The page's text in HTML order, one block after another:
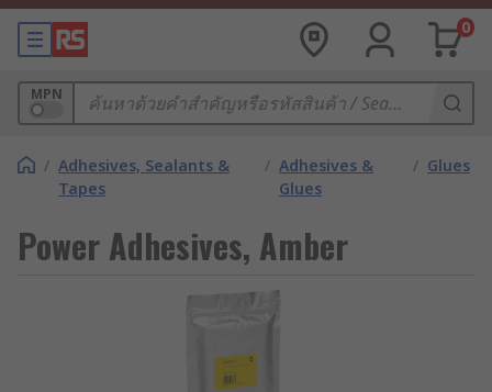
0
MPN
/ Adhesives, Sealants &
Tapes
/ Adhesives &
Glues
/ Glues
Power Adhesives, Amber